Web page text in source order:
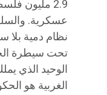
2.9 مليون
عسكرية.
نظام دمية بلا
تحت سيطرة
الوحيد الذي
الغربية هو